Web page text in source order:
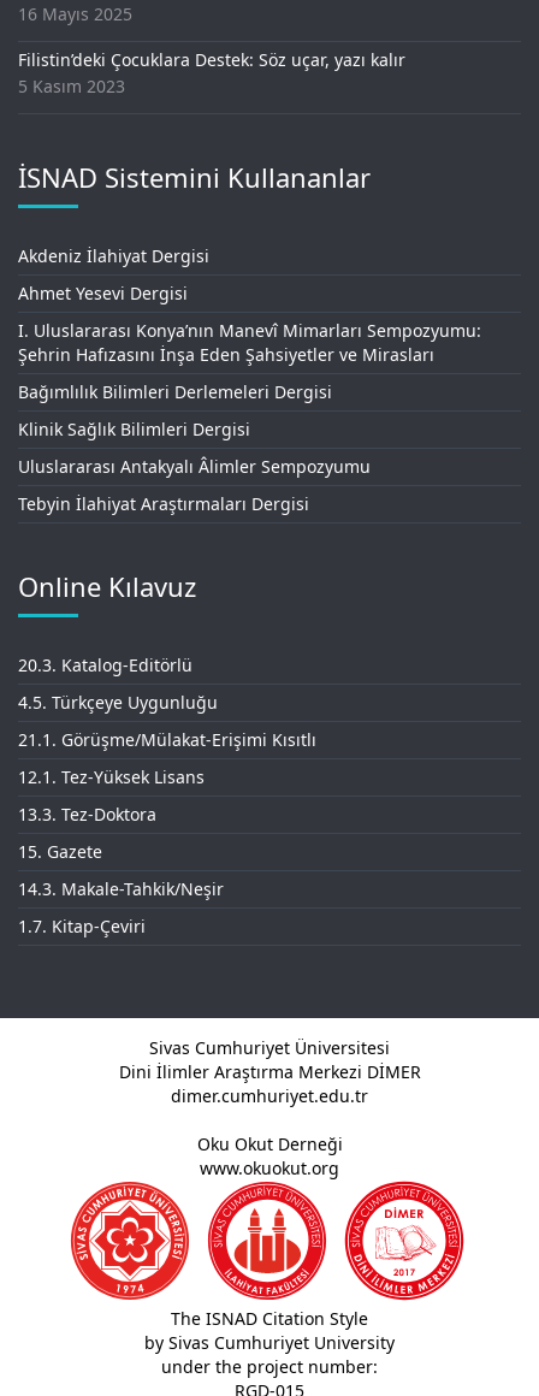
16 Mayıs 2025
Filistin’deki Çocuklara Destek: Söz uçar, yazı kalır
5 Kasım 2023
İSNAD Sistemini Kullananlar
Akdeniz İlahiyat Dergisi
Ahmet Yesevi Dergisi
I. Uluslararası Konya’nın Manevî Mimarları Sempozyumu:
Şehrin Hafızasını İnşa Eden Şahsiyetler ve Mirasları
Bağımlılık Bilimleri Derlemeleri Dergisi
Klinik Sağlık Bilimleri Dergisi
Uluslararası Antakyalı Âlimler Sempozyumu
Tebyin İlahiyat Araştırmaları Dergisi
Online Kılavuz
20.3. Katalog-Editörlü
4.5. Türkçeye Uygunluğu
21.1. Görüşme/Mülakat-Erişimi Kısıtlı
12.1. Tez-Yüksek Lisans
13.3. Tez-Doktora
15. Gazete
14.3. Makale-Tahkik/Neşir
1.7. Kitap-Çeviri
Sivas Cumhuriyet Üniversitesi
Dini İlimler Araştırma Merkezi DİMER
dimer.cumhuriyet.edu.tr
Oku Okut Derneği
www.okuokut.org
The ISNAD Citation Style
by Sivas Cumhuriyet University
under the project number:
RGD-015